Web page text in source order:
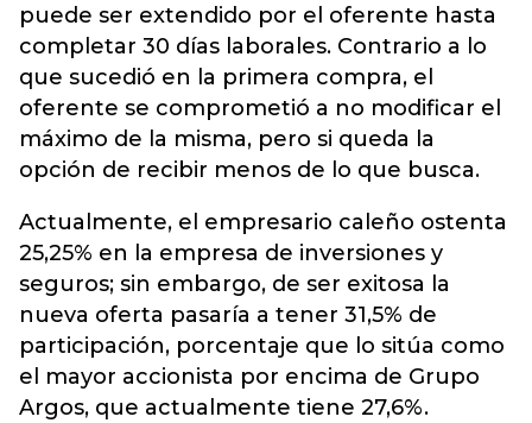
puede ser extendido por el oferente hasta
completar 30 días laborales. Contrario a lo
que sucedió en la primera compra, el
oferente se comprometió a no modificar el
máximo de la misma, pero si queda la
opción de recibir menos de lo que busca.
Actualmente, el empresario caleño ostenta
25,25% en la empresa de inversiones y
seguros; sin embargo, de ser exitosa la
nueva oferta pasaría a tener 31,5% de
participación, porcentaje que lo sitúa como
el mayor accionista por encima de Grupo
Argos, que actualmente tiene 27,6%.